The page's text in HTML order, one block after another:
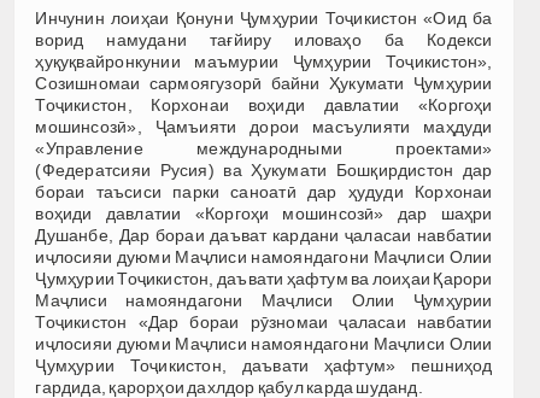
Инчунин лоиҳаи Қонуни Ҷумҳурии Тоҷикистон «Оид ба
ворид намудани тағйиру иловаҳо ба Кодекси
ҳуқуқвайронкунии маъмурии Ҷумҳурии Тоҷикистон»,
Созишномаи сармоягузорӣ байни Ҳукумати Ҷумҳурии
Тоҷикистон, Корхонаи воҳиди давлатии «Коргоҳи
мошинсозӣ», Ҷамъияти дорои масъулияти маҳдуди
«Управление международными проектами»
(Федератсияи Русия) ва Ҳукумати Бошқирдистон дар
бораи таъсиси парки саноатӣ дар ҳудуди Корхонаи
воҳиди давлатии «Коргоҳи мошинсозӣ» дар шаҳри
Душанбе, Дар бораи даъват кардани ҷаласаи навбатии
иҷлосияи дуюми Маҷлиси намояндагони Маҷлиси Олии
Ҷумҳурии Тоҷикистон, даъвати ҳафтум ва лоиҳаи Қарори
Маҷлиси намояндагони Маҷлиси Олии Ҷумҳурии
Тоҷикистон «Дар бораи рӯзномаи ҷаласаи навбатии
иҷлосияи дуюми Маҷлиси намояндагони Маҷлиси Олии
Ҷумҳурии Тоҷикистон, даъвати ҳафтум» пешниҳод
гардида, қарорҳои дахлдор қабул карда шуданд.